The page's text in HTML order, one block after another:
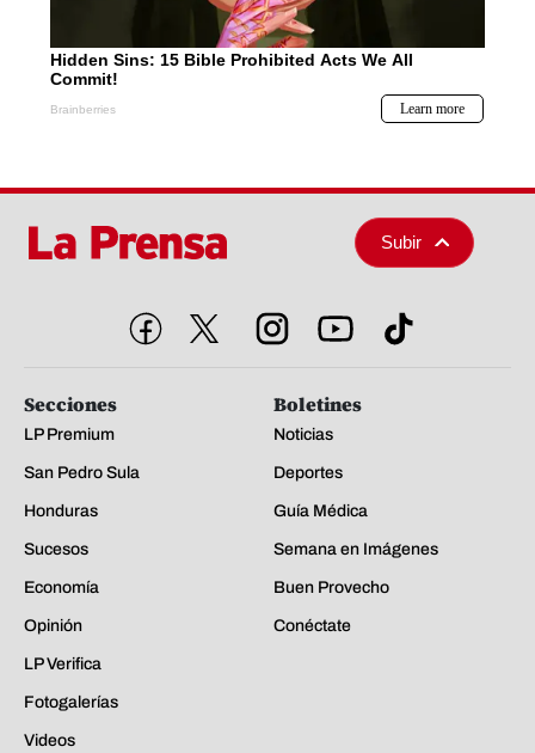
Subir
Secciones
LP Premium
San Pedro Sula
Honduras
Sucesos
Economía
Opinión
LP Verifica
Fotogalerías
Videos
Boletines
Noticias
Deportes
Guía Médica
Semana en Imágenes
Buen Provecho
Conéctate